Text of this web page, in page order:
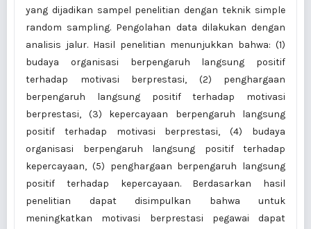
yang dijadikan sampel penelitian dengan teknik simple
random sampling. Pengolahan data dilakukan dengan
analisis jalur. Hasil penelitian menunjukkan bahwa: (1)
budaya organisasi berpengaruh langsung positif
terhadap motivasi berprestasi, (2) penghargaan
berpengaruh langsung positif terhadap motivasi
berprestasi, (3) kepercayaan berpengaruh langsung
positif terhadap motivasi berprestasi, (4) budaya
organisasi berpengaruh langsung positif terhadap
kepercayaan, (5) penghargaan berpengaruh langsung
positif terhadap kepercayaan. Berdasarkan hasil
penelitian dapat disimpulkan bahwa untuk
meningkatkan motivasi berprestasi pegawai dapat